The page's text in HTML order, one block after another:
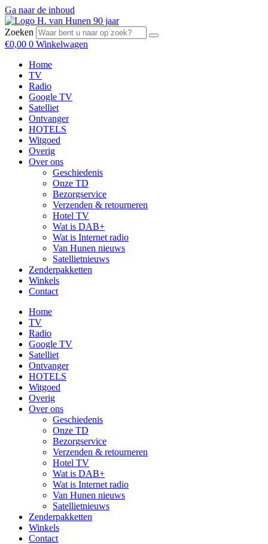
Ga naar de inhoud
Zoeken
€0,00 0 Winkelwagen
Home
TV
Radio
Google TV
Satelliet
Ontvanger
HOTELS
Witgoed
Overig
Over ons
Geschiedenis
Onze TD
Bezorgservice
Verzenden & retourneren
Hotel TV
Wat is DAB+
Wat is Internet radio
Van Hunen nieuws
Satellietnieuws
Zenderpakketten
Winkels
Contact
Home
TV
Radio
Google TV
Satelliet
Ontvanger
HOTELS
Witgoed
Overig
Over ons
Geschiedenis
Onze TD
Bezorgservice
Verzenden & retourneren
Hotel TV
Wat is DAB+
Wat is Internet radio
Van Hunen nieuws
Satellietnieuws
Zenderpakketten
Winkels
Contact